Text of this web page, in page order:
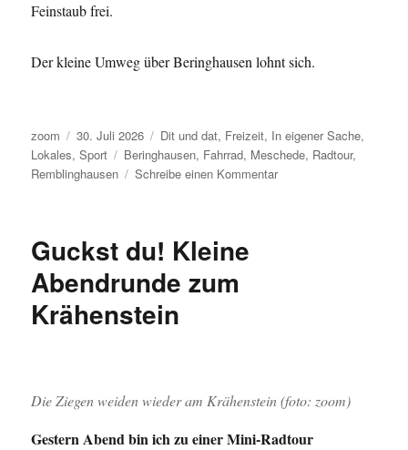
Feinstaub frei.
Der kleine Umweg über Beringhausen lohnt sich.
Autor
zoom
Veröffentlicht
am
30. Juli 2026 Kategorien
Dit und dat, Freizeit, In eigener Sache,
Lokales,Sport Schlagwörter
Beringhausen, Fahrrad, Meschede, Radtour,
Remblinghausen
Schreibe einen Kommentarzu
Guckst du! Kleine
Abendrunde zum
Krähenstein
Die Ziegen weiden wieder am Krähenstein (foto: zoom)
Gestern Abend bin ich zu einer Mini-Radtour